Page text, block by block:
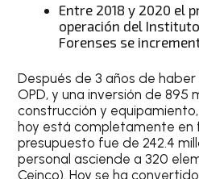
Entre 2018 y 2020 el
operación del
Forenses se
Después de 3 años de
OPD, y una inversión de 895
construcción y
hoy está completamente en
presupuesto fue de 242.4
personal asciende a 320
Ceinco). Hoy se ha